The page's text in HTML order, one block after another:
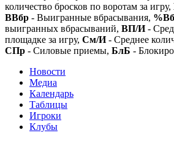
количество бросков по воротам за игру,
ВВбр - Выигранные вбрасывания,
выигранных вбрасываний, ВП/И-
площадке за игру, См/И- Среднее
СПр - Силовые приемы, БлБ -
Новости
Медиа
Календарь
Таблицы
Игроки
Клубы